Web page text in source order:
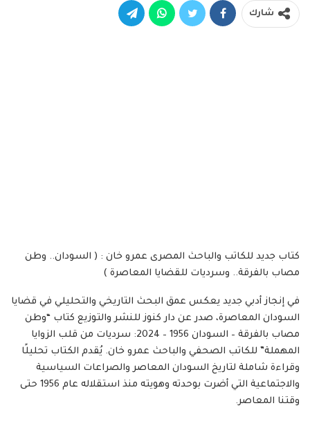
شارك
كتاب جديد للكاتب والباحث المصرى عمرو خان : ( السودان.. وطن
مصاب بالفرقة.. وسرديات للقضايا المعاصرة )
في إنجاز أدبي جديد يعكس عمق البحث التاريخي والتحليلي في قضايا
السودان المعاصرة، صدر عن دار كنوز للنشر والتوزيع كتاب “وطن
مصاب بالفرقة – السودان 1956 – 2024: سرديات من قلب الزوايا
المهملة” للكاتب الصحفي والباحث عمرو خان. يُقدم الكتاب تحليلًا
وقراءة شاملة لتاريخ السودان المعاصر والصراعات السياسية
والاجتماعية التي أضرت بوحدته وهويته منذ استقلاله عام 1956 حتى
وقتنا المعاصر.